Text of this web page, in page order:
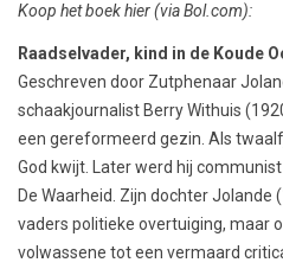
Koop het boek hier (via Bol.com):
Raadselvader, kind in de Koude
Geschreven door Zutphenaar
schaakjournalist Berry Withuis
een gereformeerd gezin. Als
God kwijt. Later werd hij
De Waarheid. Zijn dochter
vaders politieke overtuiging, maar
volwassene tot een vermaard